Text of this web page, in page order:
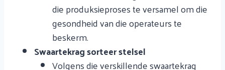
die produksieproses te versamel om die
gesondheid van die operateurs te
beskerm.
Swaartekrag sorteer stelsel
Volgens die verskillende swaartekrag